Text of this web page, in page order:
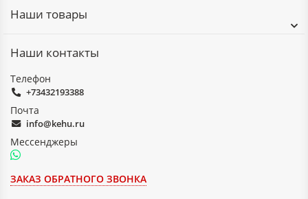
Наши товары
Наши контакты
Телефон
+73432193388
Почта
info@kehu.ru
Мессенджеры
ЗАКАЗ ОБРАТНОГО ЗВОНКА